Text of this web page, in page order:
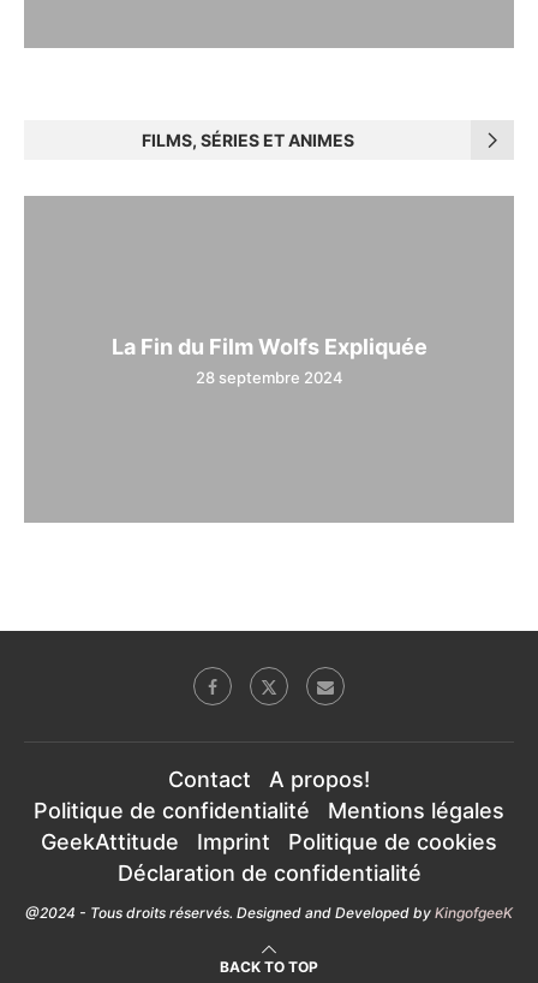
FILMS, SÉRIES ET ANIMES
La Fin du Film Wolfs Expliquée
28 septembre 2024
Contact
A propos!
Politique de confidentialité
Mentions légales
GeekAttitude
Imprint
Politique de cookies
Déclaration de confidentialité
@2024 - Tous droits réservés. Designed and Developed by KingofgeeK
BACK TO TOP